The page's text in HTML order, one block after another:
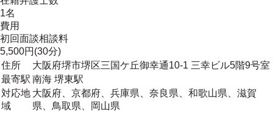
1名
費用
初回面談相談料
5,500円(30分)
住所
大阪府堺市堺区三国ケ丘御幸通10-1 三幸ビル5階9号室
最寄駅 南海 堺東駅
対応地
域
大阪府、京都府、兵庫県、奈良県、和歌山県、滋賀
県、鳥取県、岡山県